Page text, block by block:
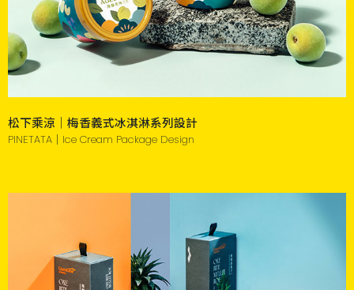
松下乘涼｜梅香義式冰淇淋系列設計
PINETATA｜Ice Cream Package Design